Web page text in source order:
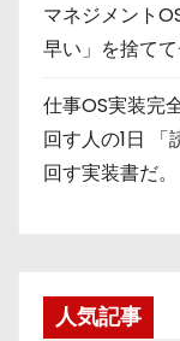
マネジメント
早い」を捨て
仕事OS実装完
回す人の1日
回す実装書だ。
人気記事